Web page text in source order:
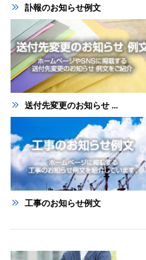
訃報のお知らせ例文
送付先変更のお知らせ ...
工事のお知らせ例文